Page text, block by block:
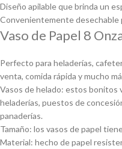
Diseño apilable que brinda un
Convenientemente desechable
Vaso de Papel 8
Perfecto para heladerías,
venta, comida rápida y mucho
Vasos de helado: estos bonitos
heladerías, puestos de
panaderías.
Tamaño: los vasos de papel
Material: hecho de papel